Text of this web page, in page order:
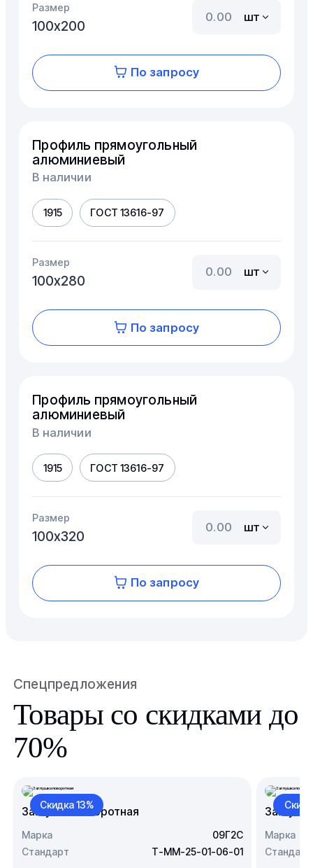
Размер
100х200
шт
По запросу
Профиль прямоугольный
алюминиевый
В наличии
1915 ГОСТ 13616-97
Размер
100х280
шт
По запросу
Профиль прямоугольный
алюминиевый
В наличии
1915 ГОСТ 13616-97
Размер
100х320
шт
По запросу
Спецпредложения
Товары со скидками до
70%
Скидка 13%
Заглушка поворотная
Марка
09Г2С
Стандарт
Т-ММ-25-01-06-01
Марка
Стандарт